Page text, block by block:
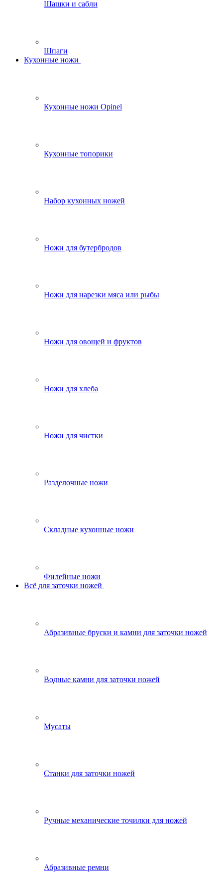
Шашки и сабли
Шпаги
Кухонные ножи
Кухонные ножи Opinel
Кухонные топорики
Набор кухонных ножей
Ножи для бутербродов
Ножи для нарезки мяса или рыбы
Ножи для овощей и фруктов
Ножи для хлеба
Ножи для чистки
Разделочные ножи
Складные кухонные ножи
Филейные ножи
Всё для заточки ножей
Абразивные бруски и камни для заточки ножей
Водные камни для заточки ножей
Мусаты
Станки для заточки ножей
Ручные механические точилки для ножей
Абразивные ремни